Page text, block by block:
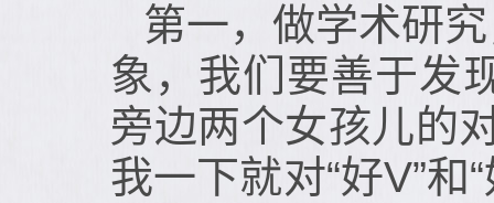
第一，做学术研
象，我们要善于发
旁边两个女孩儿的
我一下就对“好V”